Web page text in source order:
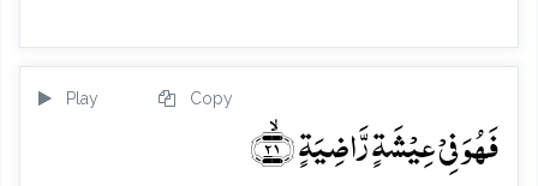
Play Copy
فَہُوَ فِیۡ عِیۡشَۃٍ رَّاضِیَۃٍ ﴿ۙ۲۱﴾